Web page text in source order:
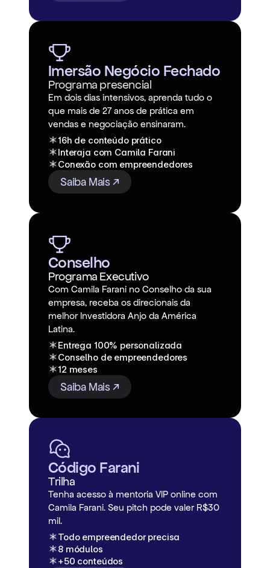
Código Farani
Trilha
Tenha acesso à mentoria VIP online com
Camila Farani. Seu pitch pode valer R$30
mil.
Todo empreendedor precisa
8 módulos
+50 conteúdos
Imersão Negócio Fechado
Programa presencial
Em dois dias intensivos, aprenda tudo o
que mais de 27 anos de prática em
vendas e negociação ensinaram.
16h de conteúdo prático
Interaja com Camila Farani
Conexão com empreendedores
Saiba Mais ↗
Conselho
Programa Executivo
Com Camila Farani no Conselho da sua
empresa, receba os direcionais da
melhor Investidora Anjo da América
Latina.
Entrega 100% personalizada
Conselho de empreendedores
12 meses
Saiba Mais ↗